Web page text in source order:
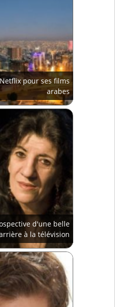
pour ses films
arabes
d'une belle
à la télévision